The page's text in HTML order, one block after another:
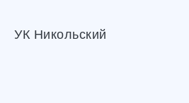
УК Никольский